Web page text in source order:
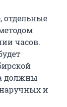
отдельные
часов.
должны
и